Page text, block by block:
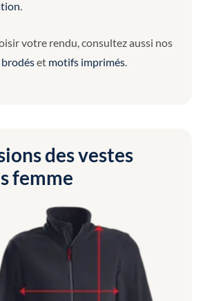
votre rendu, consultez aussi nos
et motifs imprimés.
des vestes
femme